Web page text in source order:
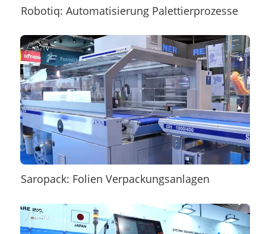
Robotiq: Automatisierung Palettierprozesse
Saropack: Folien Verpackungsanlagen